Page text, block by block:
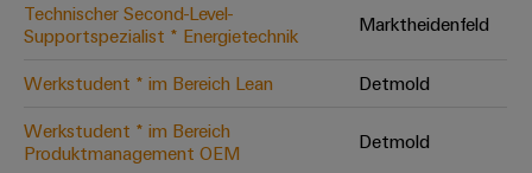
Technischer Second-Level-
Supportspezialist * Energietechnik
Marktheidenfeld
Werkstudent * im Bereich Lean
Detmold
Werkstudent * im Bereich
Produktmanagement OEM
Detmold